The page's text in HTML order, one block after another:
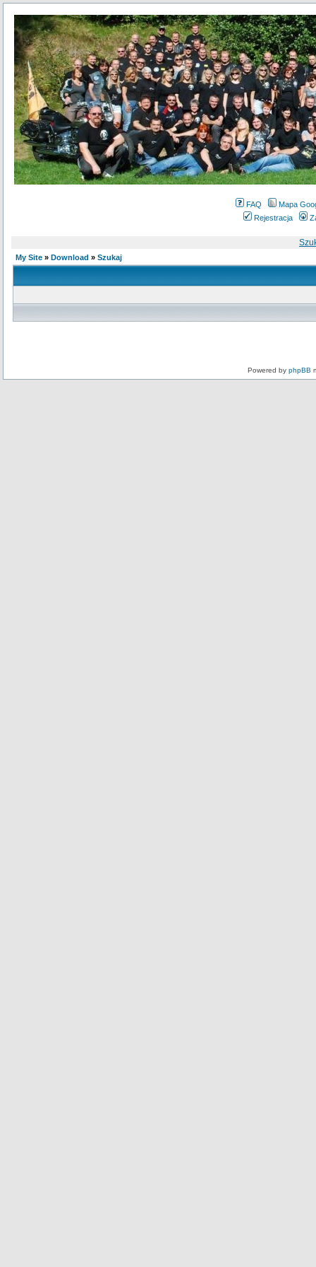
FAQ
Mapa
Rejestracja
My Site » Download » Szukaj
Powered by phpBB